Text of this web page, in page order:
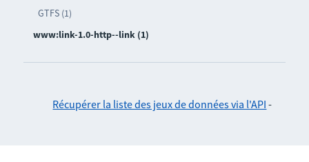
GTFS (1)
www:link-1.0-http--link (1)
Récupérer la liste des jeux de données via l'API -